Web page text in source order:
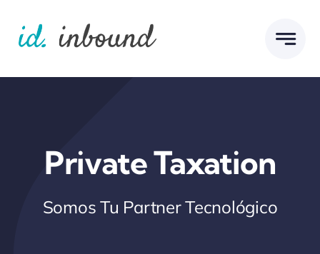
content
Private Taxation
Somos Tu Partner Tecnológico